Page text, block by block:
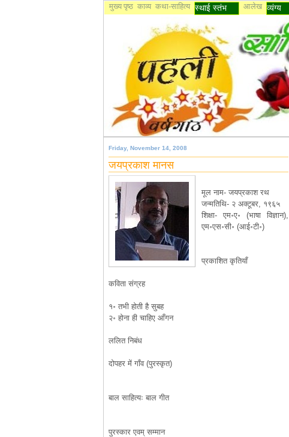
मुख्य पृष्ठ काव्य कथा-साहित्य स्थाई स्तंभ आलेख व्यंग्य
Friday, November 14, 2008
जयप्रकाश मानस
मूल नाम- जयप्रकाश रथ
जन्मतिथि- २ अक्टूबर, १९६५
शिक्षा- एम॰ए॰ (भाषा विज्ञान),
एम॰एस॰सी॰ (आई॰टी॰)
प्रकाशित कृतियाँ
कविता संग्रह
१॰ तभी होती है सुबह
२॰ होना ही चाहिए आँगन
ललित निबंध
दोपहर में गाँव (पुरस्कृत)
बाल साहित्यः बाल गीत
पुरस्कार एवम् सम्मान